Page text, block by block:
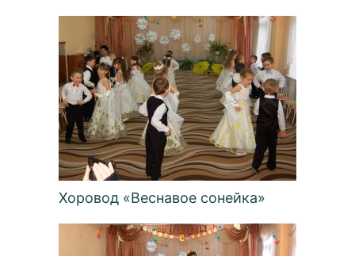
Хоровод «Веснавое сонейка»